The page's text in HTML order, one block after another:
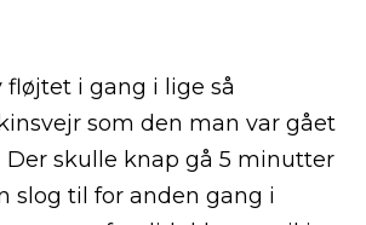
fløjtet i gang i lige så
som den man var gået
Der skulle knap gå 5 minutter
slog til for anden gang i